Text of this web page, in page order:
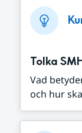
Tolka
Vad
och hur